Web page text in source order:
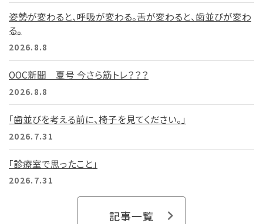
姿勢が変わると、呼吸が変わる。舌が変わると、歯並びが変わ
る。
2026.8.8
OOC新聞 夏号 今さら筋トレ？？？
2026.8.8
「歯並びを考える前に、椅子を見てください。」
2026.7.31
「診療室で思ったこと」
2026.7.31
記事一覧